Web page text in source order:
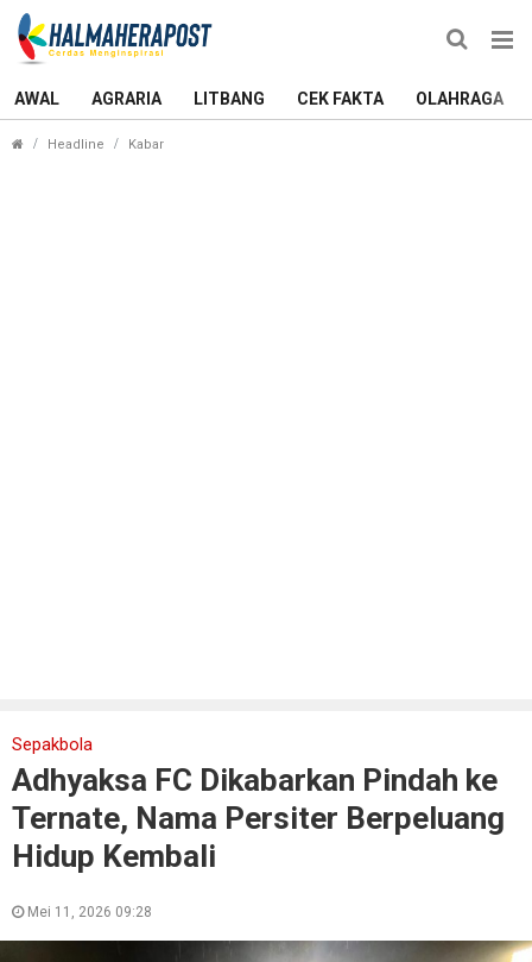
AWAL AGRARIA LITBANG CEK FAKTA OLAHRAGA
Headline Kabar
Sepakbola
Adhyaksa FC Dikabarkan Pindah ke
Ternate, Nama Persiter Berpeluang
Hidup Kembali
Mei 11, 2026 09:28